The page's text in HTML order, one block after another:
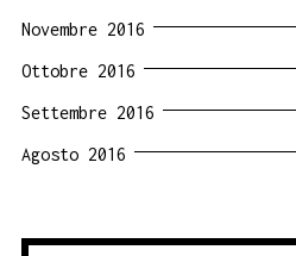
Novembre 2016
Ottobre 2016
Settembre 2016
Agosto 2016